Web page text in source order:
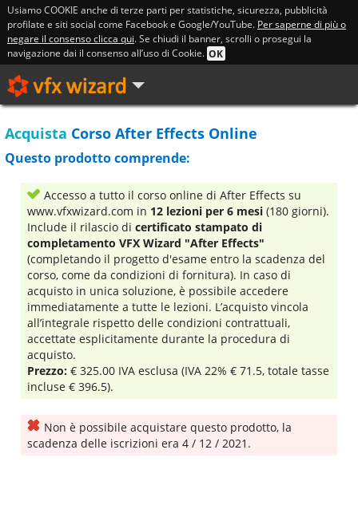
Usiamo COOKIE anche di terze parti per statistiche, sicurezza, pubblicità
profilate e siti social come Facebook e Google/YouTube. Per saperne di più o
negare il consenso clicca qui. Se chiudi il banner, scrolli o prosegui la
navigazione dai il consenso all’uso di Cookie. OK
Acquista Corso After Effects Online
Questo prodotto comprende:
Accesso a tutto il corso online di After Effects su
www.vfxwizard.com in 12 lezioni per 6 mesi (180 giorni).
Include il rilascio dicertificato stampato di
completamento VFX Wizard "After Effects"
(completando il progetto d'esame entro la scadenza del
corso, come da condizioni di fornitura). In caso di
acquisto in unica soluzione, è possibile accedere
immediatamente a tutte le lezioni. L’acquisto vincola
all’integrale rispetto delle condizioni contrattuali,
accettate esplicitamente durante la procedura di
acquisto.
Prezzo: € 325.00 IVA esclusa (IVA 22% € 71.5, totale tasse
incluse € 396.5).
Non è possibile acquistare questo prodotto, la
scadenza delle iscrizioni era 4 / 12 / 2021.